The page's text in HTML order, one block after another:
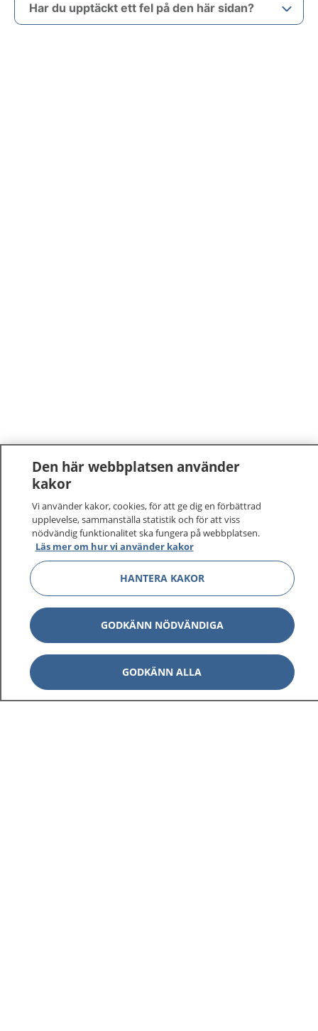
Har du upptäckt ett fel på den här sidan?
Den här webbplatsen använder
kakor
Vi använder kakor, cookies, för att ge dig en förbättrad
upplevelse, sammanställa statistik och för att viss
nödvändig funktionalitet ska fungera på webbplatsen.
Läs mer om hur vi använder kakor
HANTERA KAKOR
GODKÄNN NÖDVÄNDIGA
GODKÄNN ALLA